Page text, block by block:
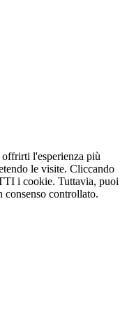
l'esperienza più
le visite. Cliccando
i cookie. Tuttavia, puoi
controllato.